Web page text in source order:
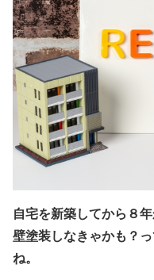
自宅を新築してから８
壁塗装しなきゃかも？
ね。